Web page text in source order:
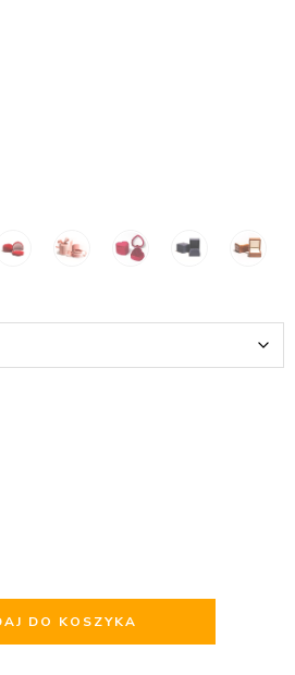
DO KOSZYKA